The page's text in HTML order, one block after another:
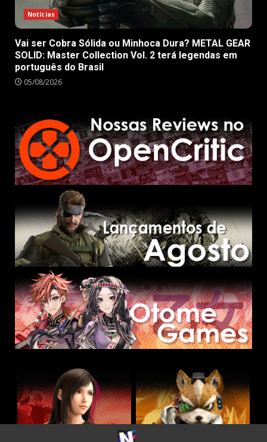
Notícias
Vai ser Cobra Sólida ou Minhoca Dura? METAL GEAR
SOLID: Master Collection Vol. 2 terá legendas em
português do Brasil
05/08/2026